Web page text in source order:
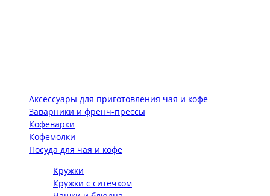
Аксессуары для приготовления чая и кофе
Заварники и френч-прессы
Кофеварки
Кофемолки
Посуда для чая и кофе
Кружки
Кружки с ситечком